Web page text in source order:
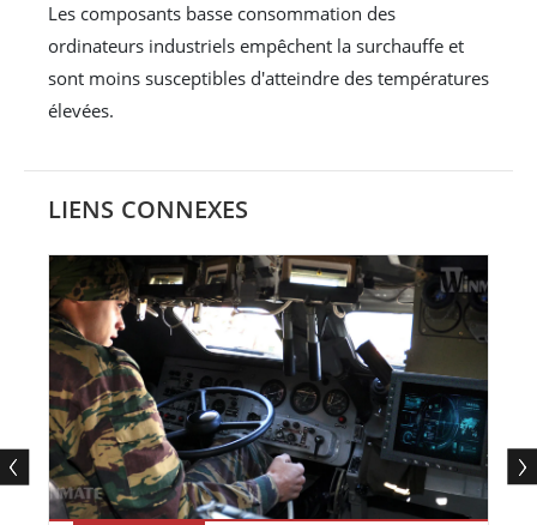
Les composants basse consommation des
ordinateurs industriels empêchent la surchauffe et
sont moins susceptibles d'atteindre des températures
élevées.
LIENS CONNEXES